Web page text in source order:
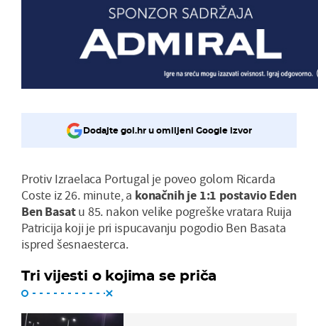
Dodajte gol.hr u omiljeni Google izvor
Protiv Izraelaca Portugal je poveo golom Ricarda
Coste iz 26. minute, a konačnih je 1:1 postavio Eden
Ben Basatu 85. nakon velike pogreške vratara Ruija
Patricija koji je pri ispucavanju pogodio Ben Basata
ispred šesnaesterca.
Tri vijesti o kojima se priča